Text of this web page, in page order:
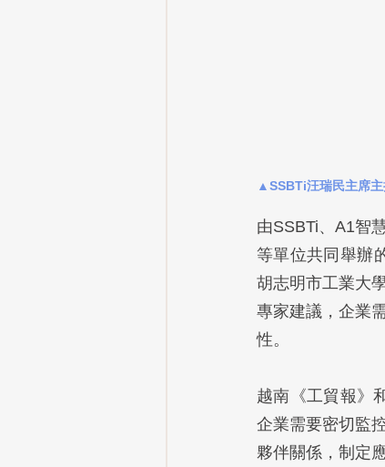
▲SSBTi汪瑞民主席主
由SSBTi、A1智
等單位共同舉辦
胡志明市工業大
專家建議，企業
性。
越南《工貿報》
企業需要密切監
夥伴關係，制定